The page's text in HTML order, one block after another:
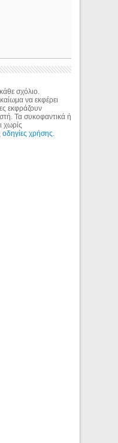
σχόλιο.
να εκφέρει
εκφράζουν
Τα συκοφαντικά ή
χωρίς
οδηγίες χρήσης